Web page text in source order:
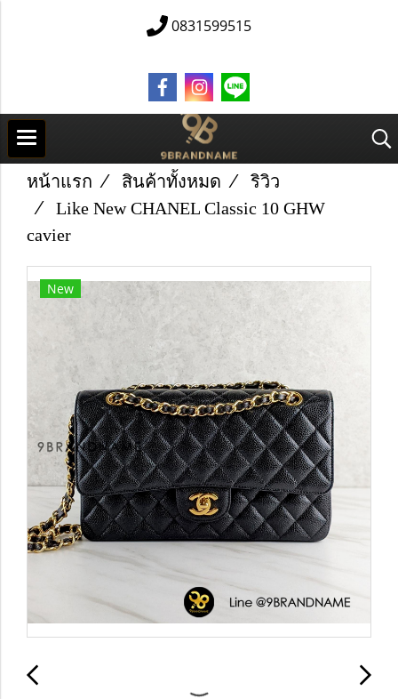
0831599515
หน้าแรก สินค้าทั้งหมด
ริวิว
Like New C​H​AN​E​L Classic 10 GHW
cavier
New